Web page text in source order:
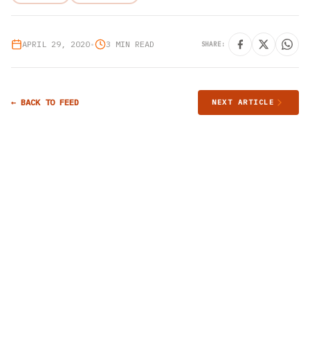
APRIL 29, 2020• 3 MIN READ SHARE:
← BACK TO FEED NEXT ARTICLE